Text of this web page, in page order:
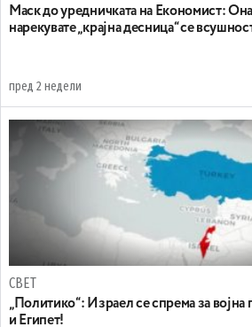
Маск до уредничката на Економист:
нарекувате „крајна десница“ се
пред 2 недели
СВЕТ
„Политико“: Израел се спрема за војна
и Египет!